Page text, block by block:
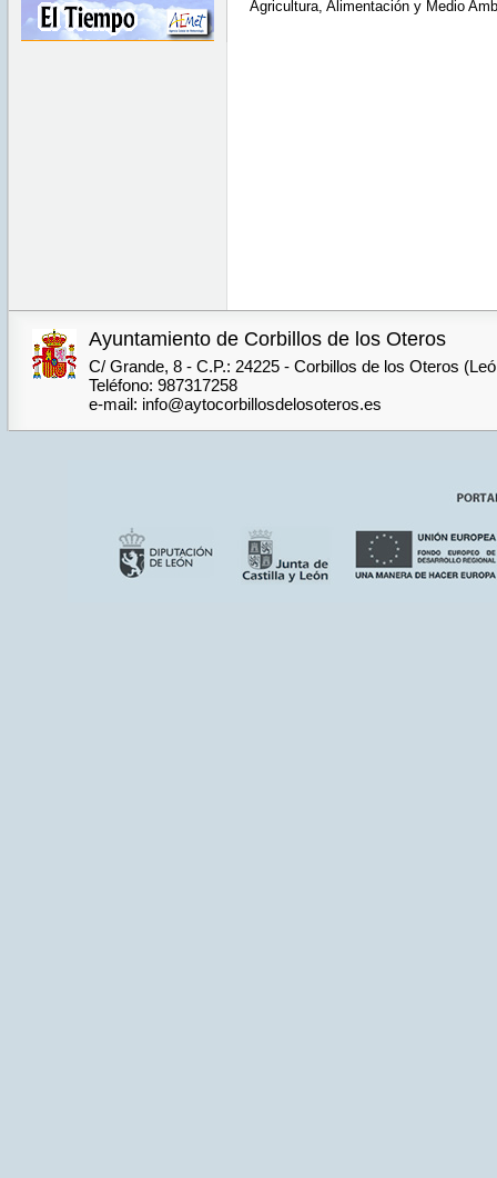
Agricultura, Alimentación y Medio
Ayuntamiento de Corbillos de los Oteros
C/ Grande, 8 - C.P.: 24225 - Corbillos de los Oteros
Teléfono: 987317258
e-mail: info@aytocorbillosdelosoteros.es